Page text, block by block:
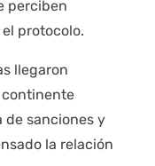
perciben
protocolo.
llegaron
continente
de sanciones y
la relación